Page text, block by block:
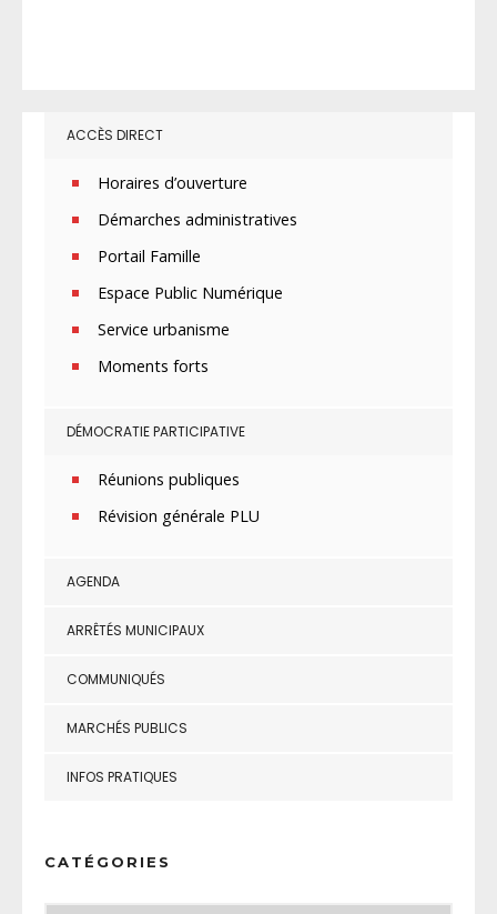
ACCÈS DIRECT
Horaires d’ouverture
Démarches administratives
Portail Famille
Espace Public Numérique
Service urbanisme
Moments forts
DÉMOCRATIE PARTICIPATIVE
Réunions publiques
Révision générale PLU
AGENDA
ARRÊTÉS MUNICIPAUX
COMMUNIQUÉS
MARCHÉS PUBLICS
INFOS PRATIQUES
CATÉGORIES